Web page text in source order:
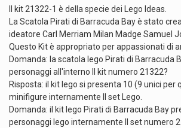
Il kit 21322-1 è della specie dei Lego Ideas.
La Scatola Pirati di Barracuda Bay è stato
ideatore Carl Merriam Milan Madge Samuel
Questo Kit è appropriato per appassionati di
Domanda: la scatola lego Pirati di Barracuda
personaggi all'interno Il kit numero 21322?
Risposta: il kit lego si presenta 10 (9 unici per
minifigure internamente Il set Lego.
Domanda: il kit lego Pirati di Barracuda Bay
personaggi lego internamente Il set numero